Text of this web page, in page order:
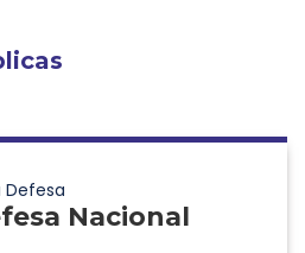
Defesa
Nacional